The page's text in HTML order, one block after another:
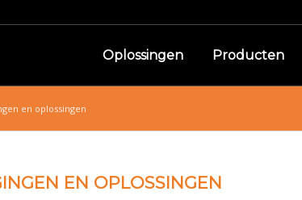
Oplossingen Producten
en oplossingen
EN OPLOSSINGEN